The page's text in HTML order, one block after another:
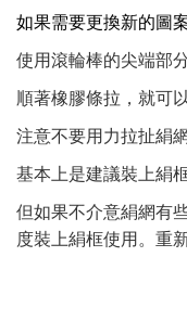
如果需要更換新的圖案
使用滾輪棒的尖端部
順著橡膠條拉，就可
注意不要用力拉扯絹
基本上是建議裝上絹
但如果不介意絹網有
度裝上絹框使用。重